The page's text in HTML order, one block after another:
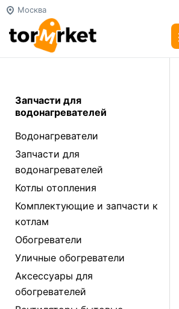
Москва
Запчасти для
водонагревателей
Водонагреватели
Запчасти для
водонагревателей
Котлы отопления
Комплектующие и запчасти к
котлам
Обогреватели
Уличные обогреватели
Аксессуары для
обогревателей